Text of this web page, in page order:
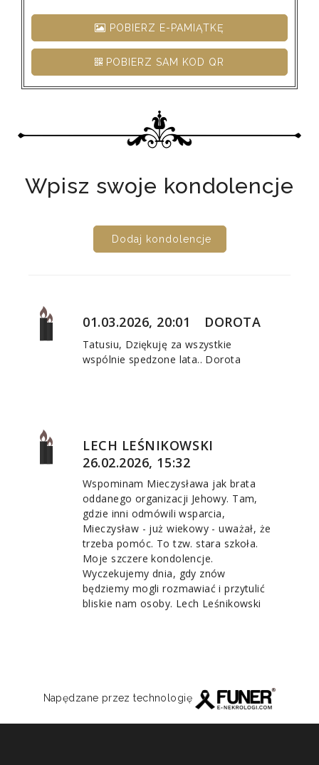
POBIERZ E-PAMIĄTKĘ
POBIERZ SAM KOD QR
Wpisz swoje kondolencje
Dodaj kondolencje
DOROTA
01.03.2026, 20:01
Tatusiu, Dziękuję za wszystkie
wspólnie spedzone lata.. Dorota
LECH LEŚNIKOWSKI
26.02.2026, 15:32
Wspominam Mieczysława jak brata
oddanego organizacji Jehowy. Tam,
gdzie inni odmówili wsparcia,
Mieczysław - już wiekowy - uważał, że
trzeba pomóc. To tzw. stara szkoła.
Moje szczere kondolencje.
Wyczekujemy dnia, gdy znów
będziemy mogli rozmawiać i przytulić
bliskie nam osoby. Lech Leśnikowski
Napędzane przez technologię